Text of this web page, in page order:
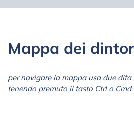
Mappa dei
per navigare la mappa usa due
tenendo premuto il tasto Ctrl o Cmd